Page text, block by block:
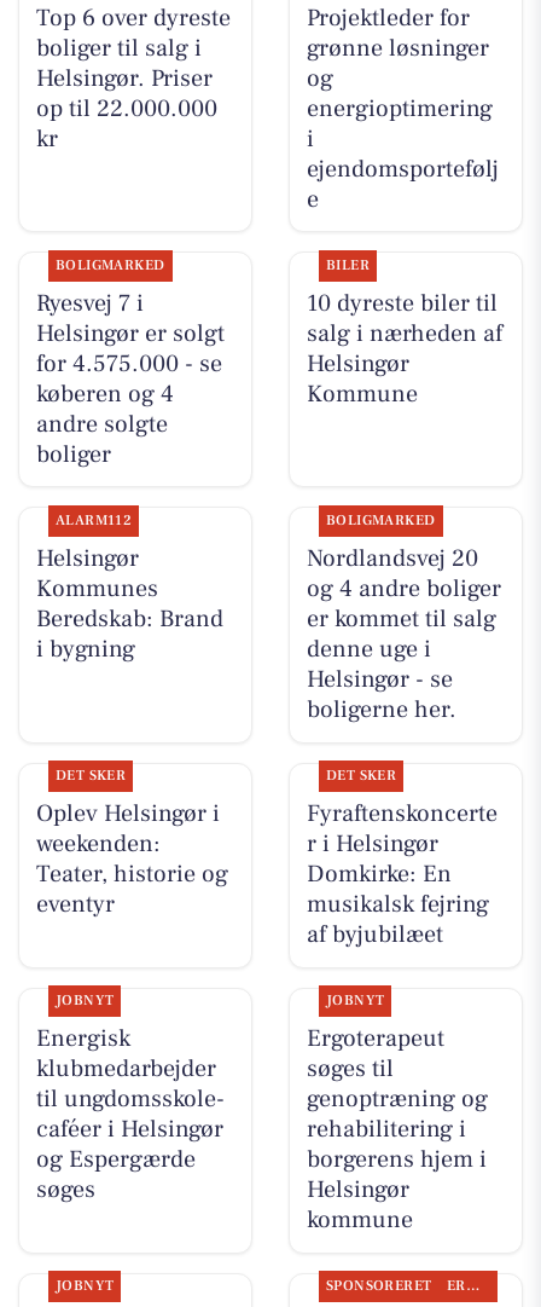
Top 6 over dyreste
boliger til salg i
Helsingør. Priser
op til 22.000.000
kr
Projektleder for
grønne løsninger
og
energioptimering
i
ejendomsportefølj
e
BOLIGMARKED
Ryesvej 7 i
Helsingør er solgt
for 4.575.000 - se
køberen og 4
andre solgte
boliger
BILER
10 dyreste biler til
salg i nærheden af
Helsingør
Kommune
ALARM112
Helsingør
Kommunes
Beredskab: Brand
i bygning
BOLIGMARKED
Nordlandsvej 20
og 4 andre boliger
er kommet til salg
denne uge i
Helsingør - se
boligerne her.
DET SKER
Oplev Helsingør i
weekenden:
Teater, historie og
eventyr
DET SKER
Fyraftenskoncerte
r i Helsingør
Domkirke: En
musikalsk fejring
af byjubilæet
JOBNYT
Energisk
klubmedarbejder
til ungdomsskole-
caféer i Helsingør
og Espergærde
søges
JOBNYT
Ergoterapeut
søges til
genoptræning og
rehabilitering i
borgerens hjem i
Helsingør
kommune
JOBNYT SPONSORERET ERHVERV